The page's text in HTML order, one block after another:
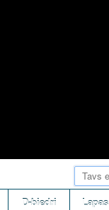
D-biedri Lapas